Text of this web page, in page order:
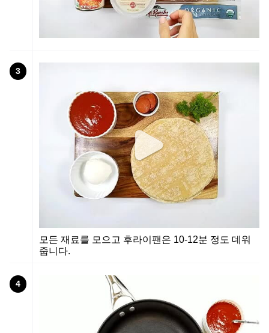
3
모든 재료를 모으고 후라이팬은 10-12분 정도 데워
줍니다.
4